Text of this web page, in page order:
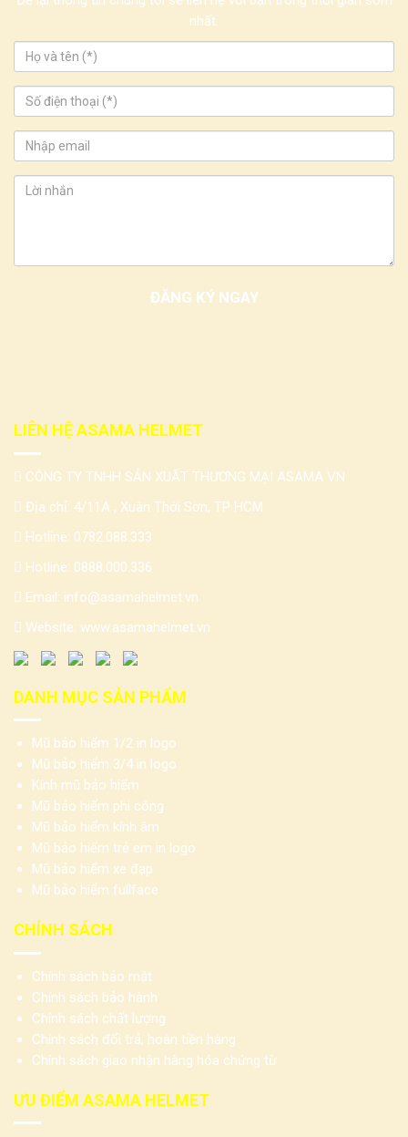
nhất.
LIÊN HỆ ASAMA HELMET
CÔNG TY TNHH SẢN XUẤT THƯƠNG MẠI ASAMA VN
Địa chỉ: 4/11A , Xuân Thới Sơn, TP HCM
Hotline: 0782.088.333
Hotline: 0888.000.336
Email: info@asamahelmet.vn
Website: www.asamahelmet.vn
DANH MỤC SẢN PHẨM
Mũ bảo hiểm 1/2 in logo
Mũ bảo hiểm 3/4 in logo
Kính mũ bảo hiểm
Mũ bảo hiểm phi công
Mũ bảo hiểm kính âm
Mũ bảo hiểm trẻ em in logo
Mũ bảo hiểm xe đạp
Mũ bảo hiểm fullface
CHÍNH SÁCH
Chính sách bảo mật
Chính sách bảo hành
Chính sách chất lượng
Chính sách đổi trả, hoàn tiền hàng
Chính sách giao nhận hàng hóa chứng từ
ƯU ĐIỂM ASAMA HELMET